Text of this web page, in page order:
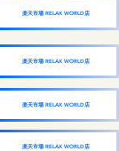
楽天市場 RELAX WORLD店
楽天市場 RELAX WORLD店
楽天市場 RELAX WORLD店
楽天市場 RELAX WORLD店